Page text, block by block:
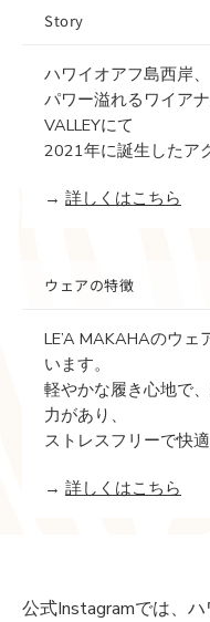
Story
ハワイオアフ島西岸、
パワー溢れるワイア
VALLEYにて
2021年に誕生したア
→ 詳しくはこちら
ウェアの特徴
LE’A MAKAHAのウ
います。
軽やかな履き心地で
力があり、
ストレスフリーで快
→ 詳しくはこちら
公式Instagramでは、